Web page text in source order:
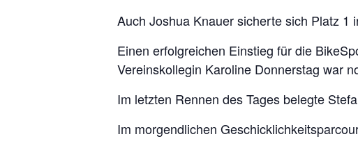
Auch Joshua Knauer sicherte sich Platz 1
Einen erfolgreichen Einstieg für die
Vereinskollegin Karoline Donnerstag war
Im letzten Rennen des Tages belegte
Im morgendlichen